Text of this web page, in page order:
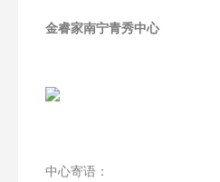
金睿家南宁青秀中心
中心寄语：